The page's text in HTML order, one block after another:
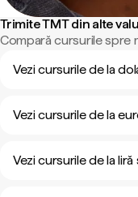
Trimite TMT din alte
Compară cursurile spre
Vezi cursurile de la
Vezi cursurile de la
Vezi cursurile de la